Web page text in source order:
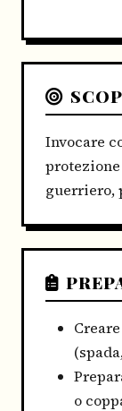
Invocare
guerriero,
o